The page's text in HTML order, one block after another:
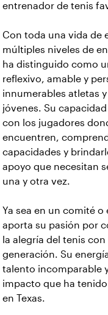
entrenador de tenis
Con toda una vida de
múltiples niveles de
ha distinguido como
reflexivo, amable y
innumerables atletas
jóvenes. Su
con los jugadores
encuentren,
capacidades y
apoyo que necesitan
una y otra vez.
Ya sea en un comité o
aporta su pasión por
la alegría del tenis
generación. Su
talento incomparable
impacto que ha
en Texas.